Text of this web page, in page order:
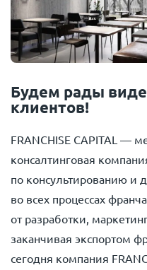
Будем рады
клиентов!
FRANCHISE CAPITAL —
консалтинговая
по консультированию и
во всех процессах
от разработки,
заканчивая экспортом
сегодня компания